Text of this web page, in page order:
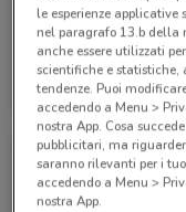
Alpitour
Scade il 31/10
le esperienze
nel paragrafo 13.b della
anche essere utilizzati
scientifiche e statistiche,
tendenze. Puoi
accedendo a Menu >
nostra App. Cosa
pubblicitari, ma
saranno rilevanti per i
accedendo a Menu >
nostra App.